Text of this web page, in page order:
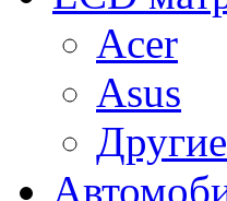
Acer
Asus